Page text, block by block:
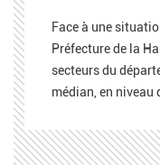
Face à une
Préfecture de la
secteurs du
médian, en niveau